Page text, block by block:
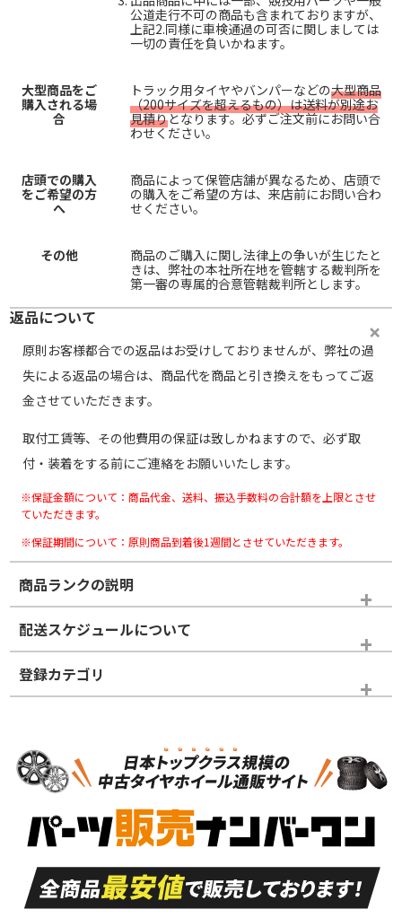
公道走行不可の商品も含まれておりますが、
上記2.同様に車検通過の可否に関しましては
一切の責任を負いかねます。
大型商品をご
購入される場
合
トラック用タイヤやバンパーなどの大型商品
（200サイズを超えるもの）は送料が別途お
見積りとなります。必ずご注文前にお問い合
わせください。
店頭での購入
をご希望の方
へ
商品によって保管店舗が異なるため、店頭で
の購入をご希望の方は、来店前にお問い合わ
せください。
その他
商品のご購入に関し法律上の争いが生じたと
きは、弊社の本社所在地を管轄する裁判所を
第一審の専属的合意管轄裁判所とします。
返品について
原則お客様都合での返品はお受けしておりませんが、弊社の過
失による返品の場合は、商品代を商品と引き換えをもってご返
金させていただきます。
取付工賃等、その他費用の保証は致しかねますので、必ず取
付・装着をする前にご連絡をお願いいたします。
※保証金額について：商品代金、送料、振込手数料の合計額を上限とさせ
ていただきます。
※保証期間について：原則商品到着後1週間とさせていただきます。
商品ランクの説明
※商品ランクは出品者の主観により判断しておりますので、あら
かじめご了承ください。
ホイールランク
S
品）
S
新車外し品（新古
付き
A
走行距離も少なく、
目立つ傷もほとんど
ない中古品
A
走行距離も少なく、
非常に状態の良い中
古品
配送スケジュールについて
登録カテゴリ
タイヤのみ